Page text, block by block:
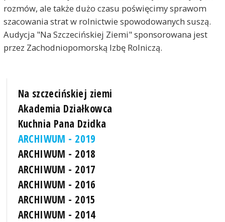
rozmów, ale także dużo czasu poświęcimy sprawom
szacowania strat w rolnictwie spowodowanych suszą.
Audycja "Na Szczecińskiej Ziemi" sponsorowana jest
przez Zachodniopomorską Izbę Rolniczą.
Na szczecińskiej ziemi
Akademia Działkowca
Kuchnia Pana Dzidka
ARCHIWUM - 2019
ARCHIWUM - 2018
ARCHIWUM - 2017
ARCHIWUM - 2016
ARCHIWUM - 2015
ARCHIWUM - 2014